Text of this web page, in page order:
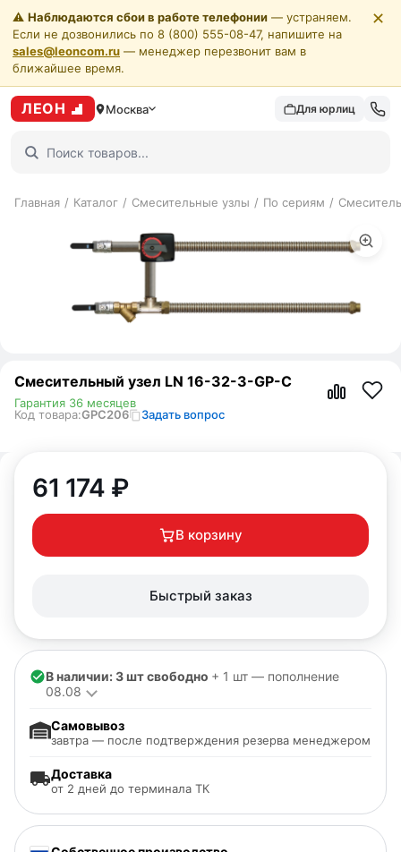
⚠️ Наблюдаются сбои в работе телефонии — устраняем.
Если не дозвонились по 8 (800) 555-08-47, напишите на
sales@leoncom.ru — менеджер перезвонит вам в
ближайшее время.
✕
ЛЕОН Москва Для юрлиц
Главная / Каталог / Смесительные узлы / По сериям /
Смесительный узел LN 16-32-3-GP-C
Код товара:GPC206 Задать вопрос
Гарантия 36 месяцев
61 174 ₽
В корзину
Быстрый заказ
В наличии: 3 шт свободно + 1 шт — пополнение
08.08
Доставка
от 2 дней до терминала ТК
Самовывоз
завтра — после подтверждения резерва менеджером